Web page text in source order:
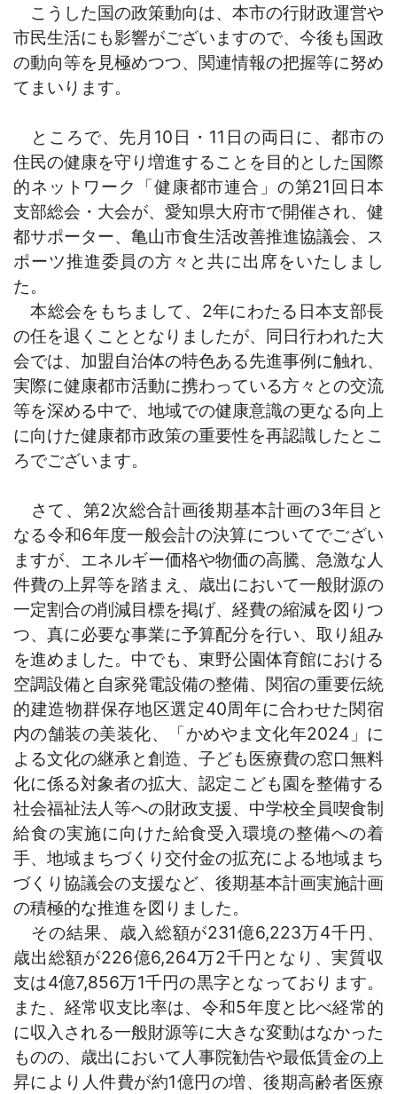
こうした国の政策動向は、本市の行財政運営や
市民生活にも影響がございますので、今後も国政
の動向等を見極めつつ、関連情報の把握等に努め
てまいります。
ところで、先月10日・11日の両日に、都市の
住民の健康を守り増進することを目的とした国際
的ネットワーク「健康都市連合」の第21回日本
支部総会・大会が、愛知県大府市で開催され、健
都サポーター、亀山市食生活改善推進協議会、ス
ポーツ推進委員の方々と共に出席をいたしまし
た。
本総会をもちまして、2年にわたる日本支部長
の任を退くこととなりましたが、同日行われた大
会では、加盟自治体の特色ある先進事例に触れ、
実際に健康都市活動に携わっている方々との交流
等を深める中で、地域での健康意識の更なる向上
に向けた健康都市政策の重要性を再認識したとこ
ろでございます。
さて、第2次総合計画後期基本計画の3年目と
なる令和6年度一般会計の決算についてでござい
ますが、エネルギー価格や物価の高騰、急激な人
件費の上昇等を踏まえ、歳出において一般財源の
一定割合の削減目標を掲げ、経費の縮減を図りつ
つ、真に必要な事業に予算配分を行い、取り組み
を進めました。中でも、東野公園体育館における
空調設備と自家発電設備の整備、関宿の重要伝統
的建造物群保存地区選定40周年に合わせた関宿
内の舗装の美装化、「かめやま文化年2024」に
よる文化の継承と創造、子ども医療費の窓口無料
化に係る対象者の拡大、認定こども園を整備する
社会福祉法人等への財政支援、中学校全員喫食制
給食の実施に向けた給食受入環境の整備への着
手、地域まちづくり交付金の拡充による地域まち
づくり協議会の支援など、後期基本計画実施計画
の積極的な推進を図りました。
その結果、歳入総額が231億6,223万4千円、
歳出総額が226億6,264万2千円となり、実質収
支は4億7,856万1千円の黒字となっております。
また、経常収支比率は、令和5年度と比べ経常的
に収入される一般財源等に大きな変動はなかった
ものの、歳出において人事院勧告や最低賃金の上
昇により人件費が約1億円の増、後期高齢者医療